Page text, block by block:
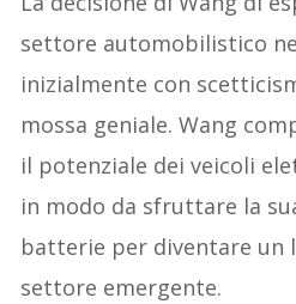
settore automobilistico
inizialmente con
mossa geniale. Wang
il potenziale dei veicoli
in modo da sfruttare la
batterie per diventare un
settore emergente.